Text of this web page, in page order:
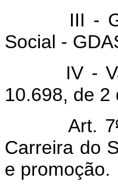
III -
Social -
IV -
10.698, de 2
Art. 7
Carreira do
e promoção.